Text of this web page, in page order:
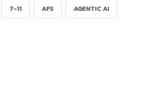
7-11 AFS AGENTIC AI